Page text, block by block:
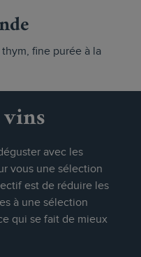
fine purée à la
avec les
vous une sélection
est de réduire les
à une sélection
qui se fait de mieux